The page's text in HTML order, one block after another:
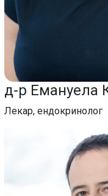
д-р Емануела
Лекар, ендокринолог